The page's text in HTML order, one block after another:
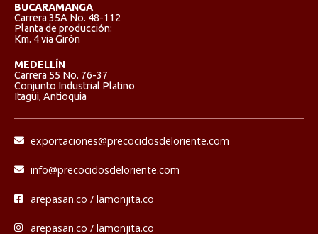
BUCARAMANGA
Carrera 35A No. 48-112
Planta de producción:
Km. 4 via Girón
MEDELLÍN
Carrera 55 No. 76-37
Conjunto Industrial Platino
Itagüi, Antioquia
exportaciones@precocidosdeloriente.com
info@precocidosdeloriente.com
arepasan.co / lamonjita.co
arepasan.co / lamonjita.co